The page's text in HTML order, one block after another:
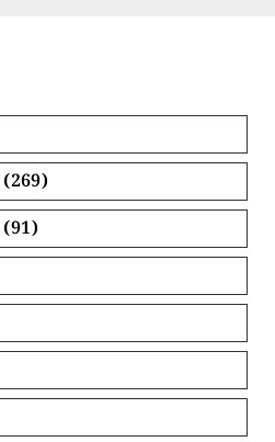
(269)
(91)